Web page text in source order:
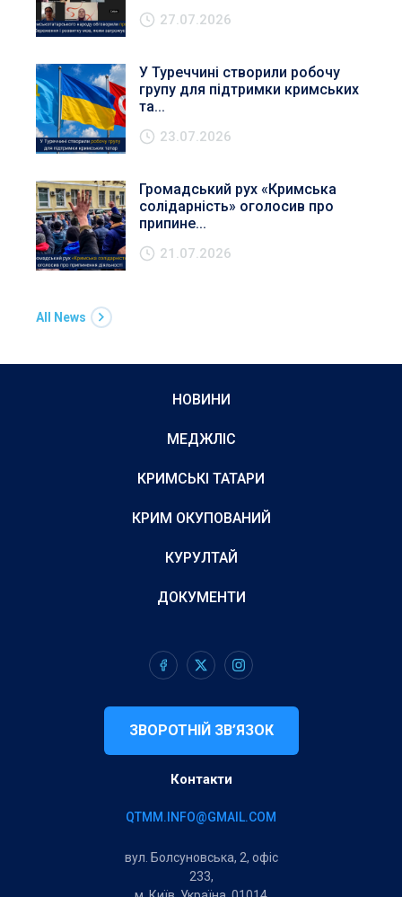
27.07.2026
У Туреччині створили робочу
групу для підтримки кримських
та...
23.07.2026
Громадський рух «Кримська
солідарність» оголосив про
припине...
21.07.2026
All News
НОВИНИ
МЕДЖЛІС
КРИМСЬКІ ТАТАРИ
КРИМ ОКУПОВАНИЙ
КУРУЛТАЙ
ДОКУМЕНТИ
ЗВОРОТНІЙ ЗВ’ЯЗОК
Контакти
QTMM.INFO@GMAIL.COM
вул. Болсуновська, 2, офіс
233,